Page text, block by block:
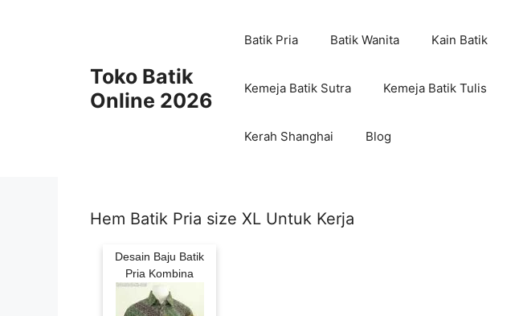
Toko Batik
Online 2026
Batik Pria Batik Wanita Kain Batik
Kemeja Batik Sutra Kemeja Batik Tulis
Kerah Shanghai Blog
Hem Batik Pria size XL Untuk Kerja
Desain Baju Batik
Pria Kombina